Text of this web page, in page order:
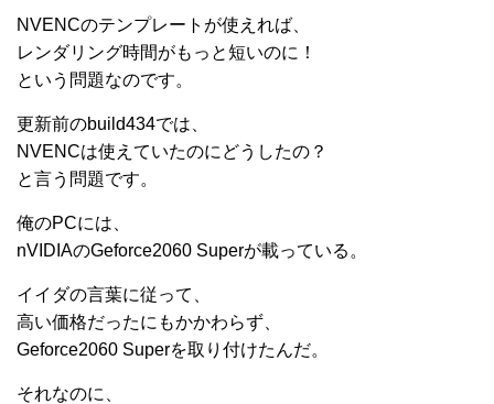
NVENCのテンプレートが使えれば、
レンダリング時間がもっと短いのに！
という問題なのです。
更新前のbuild434では、
NVENCは使えていたのにどうしたの？
と言う問題です。
俺のPCには、
nVIDIAのGeforce2060 Superが載っている。
イイダの言葉に従って、
高い価格だったにもかかわらず、
Geforce2060 Superを取り付けたんだ。
それなのに、